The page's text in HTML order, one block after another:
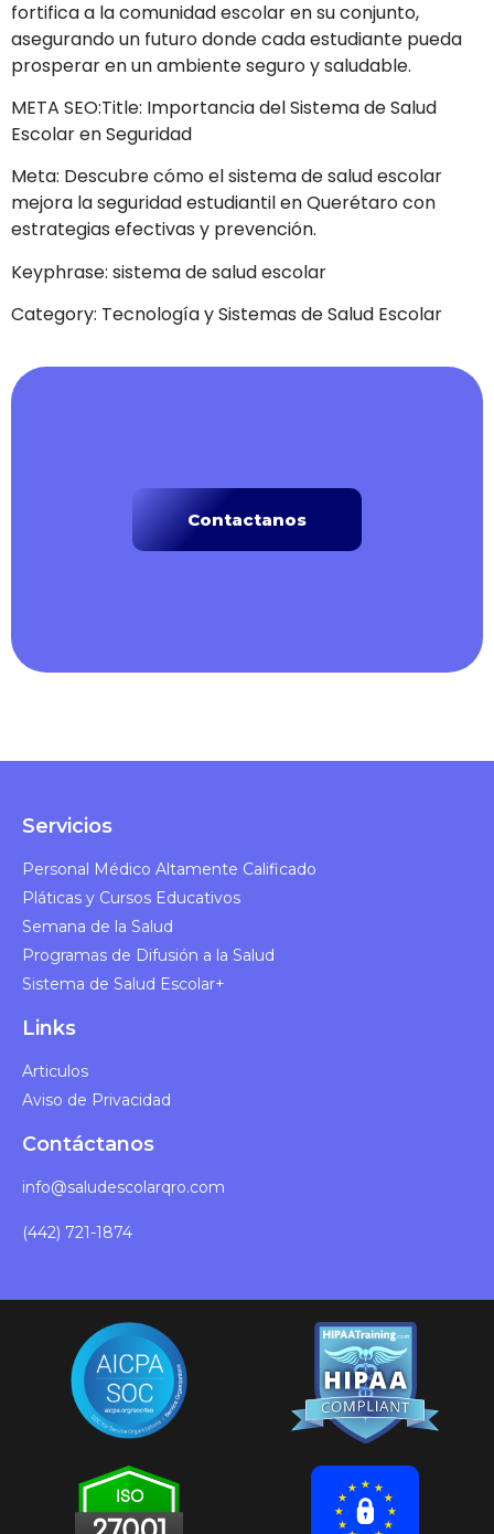
fortifica a la comunidad escolar en su conjunto,
asegurando un futuro donde cada estudiante pueda
prosperar en un ambiente seguro y saludable.
META SEO:Title: Importancia del Sistema de Salud
Escolar en Seguridad
Meta: Descubre cómo el sistema de salud escolar
mejora la seguridad estudiantil en Querétaro con
estrategias efectivas y prevención.
Keyphrase: sistema de salud escolar
Category: Tecnología y Sistemas de Salud Escolar
Contactanos
Servicios
Personal Médico Altamente Calificado​
Pláticas y Cursos Educativos​
Semana de la Salud​
Programas de Difusión a la Salud​
Sistema de Salud Escolar+
Links
Articulos
Aviso de Privacidad
Contáctanos
info@saludescolarqro.com
(442) 721-1874